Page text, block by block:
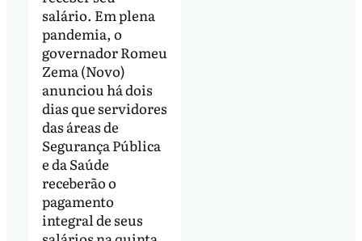
salário. Em plena
pandemia, o
governador Romeu
Zema (Novo)
anunciou há dois
dias que servidores
das áreas de
Segurança Pública
e da Saúde
receberão o
pagamento
integral de seus